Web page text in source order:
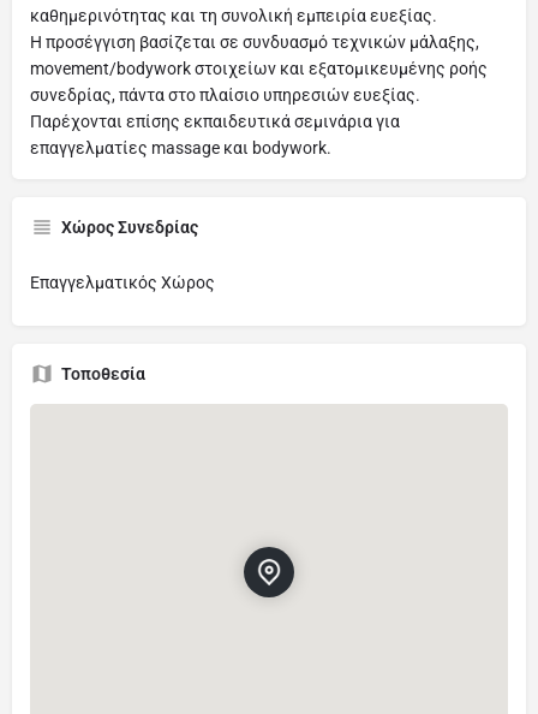
καθημερινότητας και τη συνολική εμπειρία ευεξίας.
Η προσέγγιση βασίζεται σε συνδυασμό τεχνικών μάλαξης,
movement/bodywork στοιχείων και εξατομικευμένης ροής
συνεδρίας, πάντα στο πλαίσιο υπηρεσιών ευεξίας.
Παρέχονται επίσης εκπαιδευτικά σεμινάρια για
επαγγελματίες massage και bodywork.
Χώρος Συνεδρίας
Επαγγελματικός Χώρος
Τοποθεσία